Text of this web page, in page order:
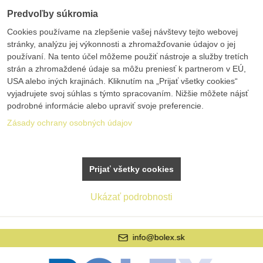
info@bolex.sk
Predvoľby súkromia
Cookies používame na zlepšenie vašej návštevy tejto webovej
stránky, analýzu jej výkonnosti a zhromažďovanie údajov o jej
používaní. Na tento účel môžeme použiť nástroje a služby tretích
strán a zhromaždené údaje sa môžu preniesť k partnerom v EÚ,
USA alebo iných krajinách. Kliknutím na „Prijať všetky cookies“
vyjadrujete svoj súhlas s týmto spracovaním. Nižšie môžete nájsť
podrobné informácie alebo upraviť svoje preferencie.
Zásady ochrany osobných údajov
Ukázať podrobnosti
Prijať všetky cookies